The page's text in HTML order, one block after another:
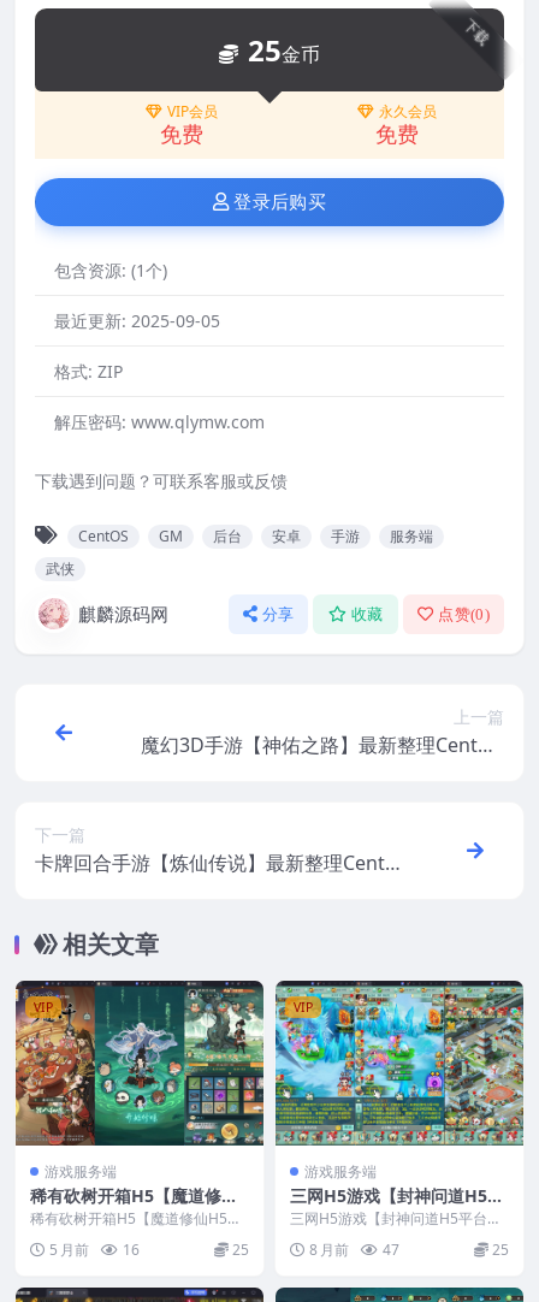
下载
25金币
VIP会员
免费
永久会员
免费
登录后购买
包含资源: (1个)
最近更新: 2025-09-05
格式: ZIP
解压密码: www.qlymw.com
下载遇到问题？可联系客服或反馈
CentOS GM 后台 安卓 手游
服务端
武侠
麒麟源码网 分享 收藏 点赞(0)
上一篇
魔幻3D手游【神佑之路】最新整理CentOS
下一篇
卡牌回合手游【炼仙传说】最新整理CentO
相关文章
VIP
游戏服务端
稀有砍树开箱H5【魔道修仙
H5】最新整理CentOS工服务
端+安卓+GM授权后台+视频
教程
稀有砍树开箱H5【魔道修仙H5】
最新整理CentOS工服务端+安卓+
GM授权后台...
5 月前 16 25
VIP
游戏服务端
三网H5游戏【封神问道H5平
台币版】最新整理Win系服务
端+多区+GM平台币后台+视
频教程
三网H5游戏【封神问道H5平台币
版】最新整理Win系服务端+多区+
GM平台币后台...
8 月前 47 25